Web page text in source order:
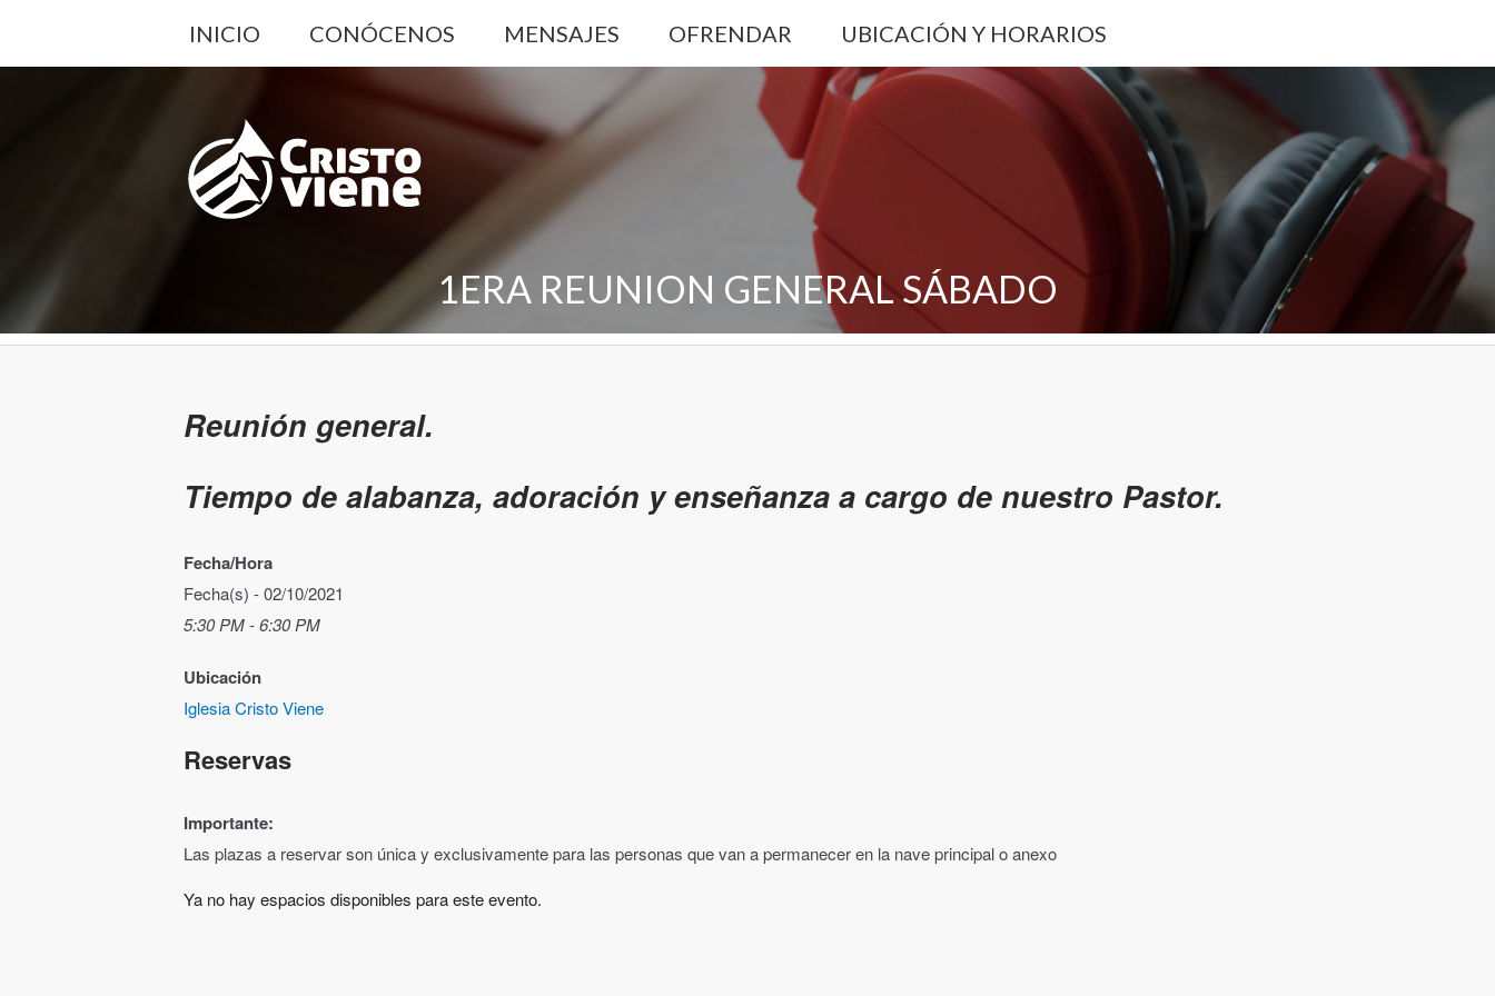
INICIO CONÓCENOS MENSAJES OFRENDAR UBICACIÓN Y HORARIOS
1ERA REUNION GENERAL SÁBADO
Reunión general.
Tiempo de alabanza, adoración y enseñanza a cargo de nuestro Pastor.
Fecha/Hora
Fecha(s) - 02/10/2021
5:30 PM - 6:30 PM
Ubicación
Iglesia Cristo Viene
Reservas
Importante:
Las plazas a reservar son única y exclusivamente para las personas que van a permanecer en la nave principal o anexo
Ya no hay espacios disponibles para este evento.